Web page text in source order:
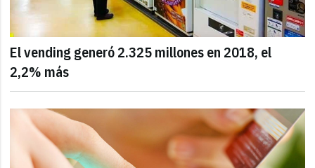
El vending generó 2.325 millones en 2018, el
2,2% más